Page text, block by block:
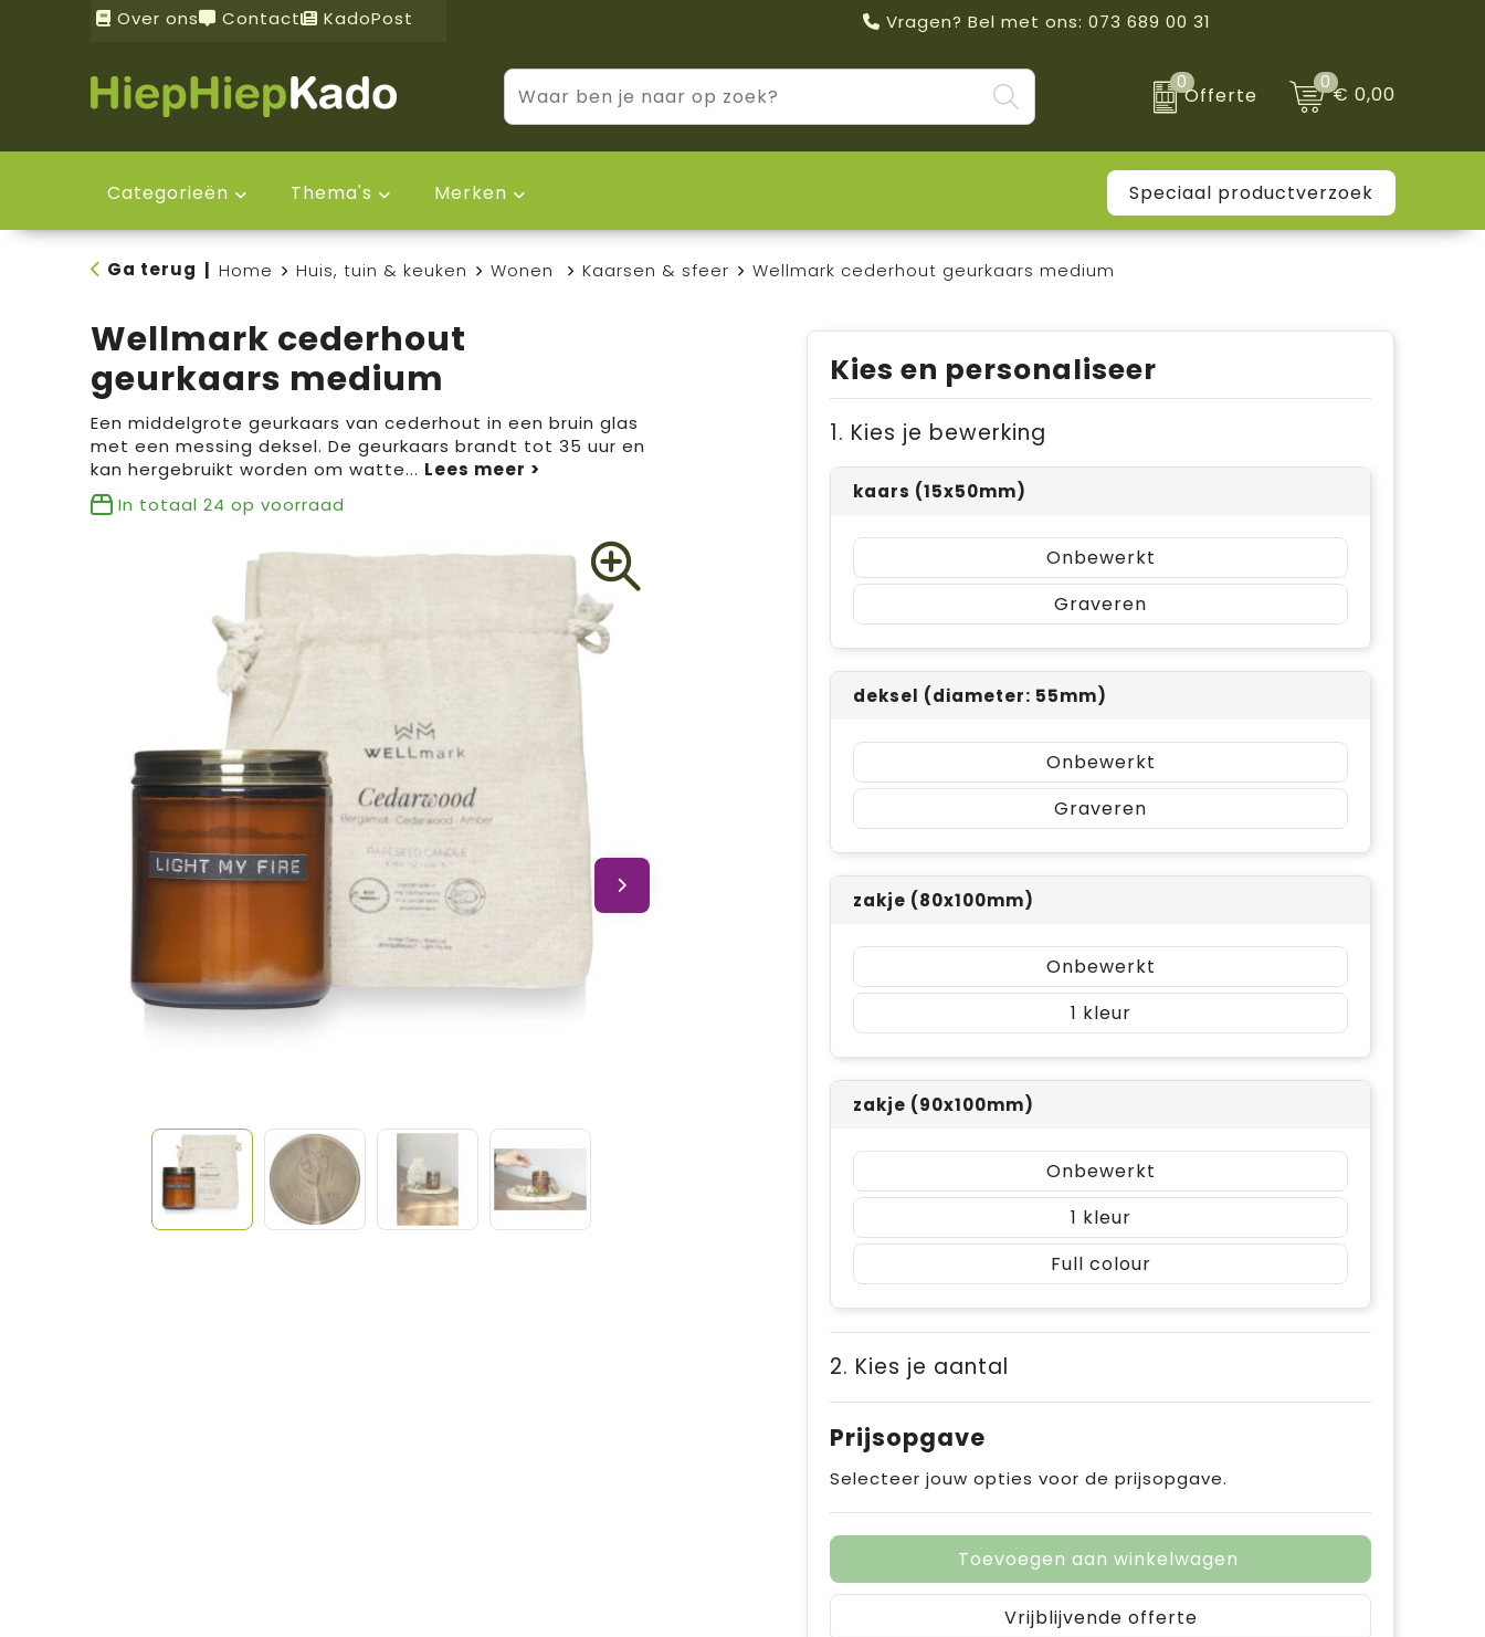
Over ons Contact KadoPost Vragen? Bel met ons: 073 689 00 31
0
Offerte
0€ 0,00
Categorieën Thema's Merken Speciaal productverzoek
Ga terug Home Huis, tuin & keuken Wonen Kaarsen & sfeer Wellmark cederhout geurkaars medium
Wellmark cederhout
geurkaars medium
Een middelgrote geurkaars van cederhout in een bruin glas
met een messing deksel. De geurkaars brandt tot 35 uur en
kan hergebruikt worden om watte...
In totaal 24 op voorraad
Kies en personaliseer
1. Kies je bewerking
kaars (15x50mm)
Onbewerkt
Graveren
deksel (diameter: 55mm)
Onbewerkt
Graveren
zakje (80x100mm)
Onbewerkt
1
zakje (90x100mm)
Onbewerkt
1
Full colour
2. Kies je aantal
Prijsopgave
Selecteer jouw opties voor de prijsopgave.
Toevoegen aan winkelwagen
Vrijblijvende offerte